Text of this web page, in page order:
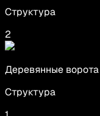
Структура
2
Деревянные ворота
Структура